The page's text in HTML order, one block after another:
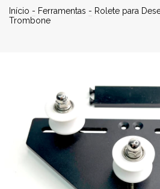
Início - Ferramentas - Rolete para
Trombone